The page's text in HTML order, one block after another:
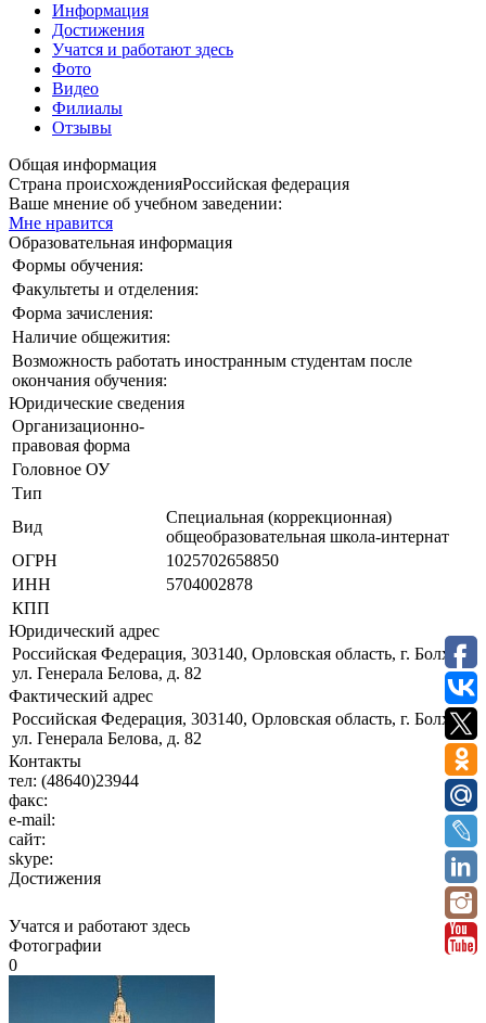
Информация
Достижения
Учатся и работают здесь
Фото
Видео
Филиалы
Отзывы
Общая информация
Страна происхожденияРоссийская федерация
Ваше мнение об учебном заведении:
Мне нравится
Образовательная информация
Формы обучения:
Факультеты и отделения:
Форма зачисления:
Наличие общежития:
Возможность работать иностранным студентам после
окончания обучения:
Юридические сведения
Организационно-
правовая форма
Головное ОУ
Тип
Вид
Специальная (коррекционная)
общеобразовательная школа-интернат
ОГРН
1025702658850
ИНН
5704002878
КПП
Юридический адрес
Российская Федерация, 303140, Орловская область, г. Болхов,
ул. Генерала Белова, д. 82
Фактический адрес
Российская Федерация, 303140, Орловская область, г. Болхов,
ул. Генерала Белова, д. 82
Контакты
тел: (48640)23944
факс:
e-mail:
сайт:
skype:
Достижения
Учатся и работают здесь
Фотографии
0